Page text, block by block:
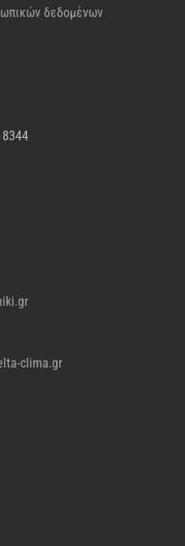
δεδομένων
clima.gr